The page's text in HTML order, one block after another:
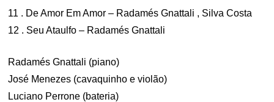
11 . De Amor Em Amor – Radamés Gnattali , Silva Costa
12 . Seu Ataulfo – Radamés Gnattali
Radamés Gnattali (piano)
José Menezes (cavaquinho e violão)
Luciano Perrone (bateria)